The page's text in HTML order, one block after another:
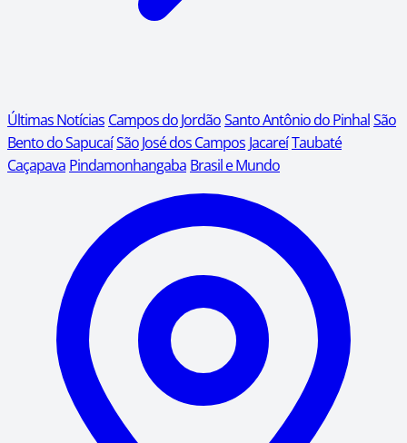
Últimas Notícias Campos do JordãoSanto Antônio do PinhalSão
Bento do SapucaíSão José dos Campos JacareíTaubaté
Caçapava Pindamonhangaba Brasil e Mundo